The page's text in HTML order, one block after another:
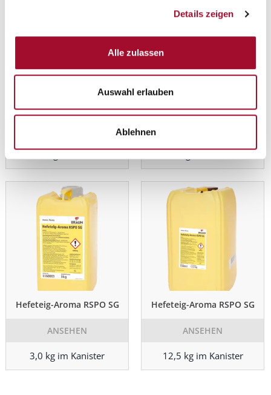
Details zeigen
Alle zulassen
Auswahl erlauben
Ablehnen
Hefeteig-Aroma RSPO SG
ANSEHEN
3,0 kg im Kanister
Hefeteig-Aroma RSPO SG
ANSEHEN
12,5 kg im Kanister